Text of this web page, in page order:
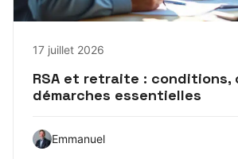
17 juillet 2026
RSA et retraite : conditions,
démarches essentielles
Emmanuel